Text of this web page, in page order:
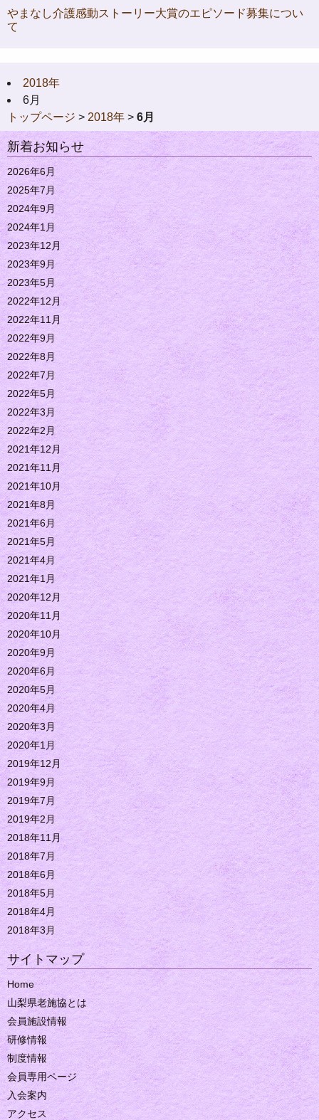
やまなし介護感動ストーリー大賞のエピソード募集につい
て
2018年
6月
トップページ > 2018年 > 6月
新着お知らせ
2026年6月
2025年7月
2024年9月
2024年1月
2023年12月
2023年9月
2023年5月
2022年12月
2022年11月
2022年9月
2022年8月
2022年7月
2022年5月
2022年3月
2022年2月
2021年12月
2021年11月
2021年10月
2021年8月
2021年6月
2021年5月
2021年4月
2021年1月
2020年12月
2020年11月
2020年10月
2020年9月
2020年6月
2020年5月
2020年4月
2020年3月
2020年1月
2019年12月
2019年9月
2019年7月
2019年2月
2018年11月
2018年7月
2018年6月
2018年5月
2018年4月
2018年3月
サイトマップ
Home
山梨県老施協とは
会員施設情報
研修情報
制度情報
会員専用ページ
入会案内
アクセス